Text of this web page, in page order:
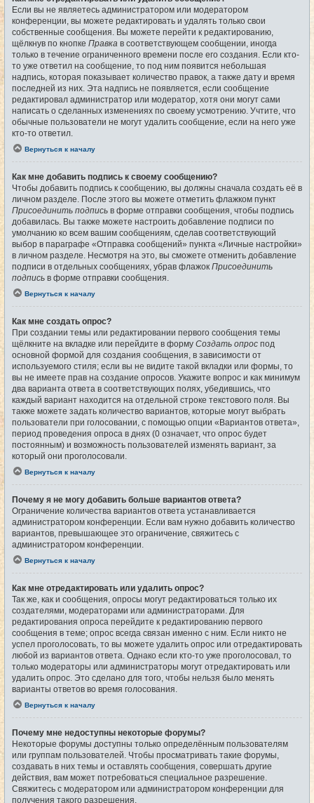
Если вы не являетесь администратором или модератором
конференции, вы можете редактировать и удалять только свои
собственные сообщения. Вы можете перейти к редактированию,
щёлкнув по кнопке Правка в соответствующем сообщении, иногда
только в течение ограниченного времени после его создания. Если кто-
то уже ответил на сообщение, то под ним появится небольшая
надпись, которая показывает количество правок, а также дату и время
последней из них. Эта надпись не появляется, если сообщение
редактировал администратор или модератор, хотя они могут сами
написать о сделанных изменениях по своему усмотрению. Учтите, что
обычные пользователи не могут удалить сообщение, если на него уже
кто-то ответил.
Вернуться к началу
Как мне добавить подпись к своему сообщению?
Чтобы добавить подпись к сообщению, вы должны сначала создать её в
личном разделе. После этого вы можете отметить флажком пункт
Присоединить подпись в форме отправки сообщения, чтобы подпись
добавилась. Вы также можете настроить добавление подписи по
умолчанию ко всем вашим сообщениям, сделав соответствующий
выбор в параграфе «Отправка сообщений» пункта «Личные настройки»
в личном разделе. Несмотря на это, вы сможете отменить добавление
подписи в отдельных сообщениях, убрав флажок Присоединить
подпись в форме отправки сообщения.
Вернуться к началу
Как мне создать опрос?
При создании темы или редактировании первого сообщения темы
щёлкните на вкладке или перейдите в форму Создать опрос под
основной формой для создания сообщения, в зависимости от
используемого стиля; если вы не видите такой вкладки или формы, то
вы не имеете прав на создание опросов. Укажите вопрос и как минимум
два варианта ответа в соответствующих полях, убедившись, что
каждый вариант находится на отдельной строке текстового поля. Вы
также можете задать количество вариантов, которые могут выбрать
пользователи при голосовании, с помощью опции «Вариантов ответа»,
период проведения опроса в днях (0 означает, что опрос будет
постоянным) и возможность пользователей изменять вариант, за
который они проголосовали.
Вернуться к началу
Почему я не могу добавить больше вариантов ответа?
Ограничение количества вариантов ответа устанавливается
администратором конференции. Если вам нужно добавить количество
вариантов, превышающее это ограничение, свяжитесь с
администратором конференции.
Вернуться к началу
Как мне отредактировать или удалить опрос?
Так же, как и сообщения, опросы могут редактироваться только их
создателями, модераторами или администраторами. Для
редактирования опроса перейдите к редактированию первого
сообщения в теме; опрос всегда связан именно с ним. Если никто не
успел проголосовать, то вы можете удалить опрос или отредактировать
любой из вариантов ответа. Однако если кто-то уже проголосовал, то
только модераторы или администраторы могут отредактировать или
удалить опрос. Это сделано для того, чтобы нельзя было менять
варианты ответов во время голосования.
Вернуться к началу
Почему мне недоступны некоторые форумы?
Некоторые форумы доступны только определённым пользователям
или группам пользователей. Чтобы просматривать такие форумы,
создавать в них темы и оставлять сообщения, совершать другие
действия, вам может потребоваться специальное разрешение.
Свяжитесь с модератором или администратором конференции для
получения такого разрешения.